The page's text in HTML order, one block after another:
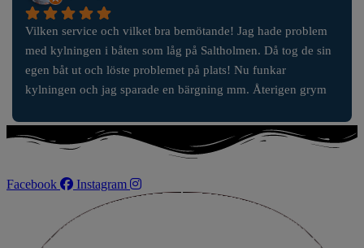
Vilken service och vilket bra bemötande! Jag hade problem
med kylningen i båten som låg på Saltholmen. Då tog de sin
egen båt ut och löste problemet på plats! Nu funkar
kylningen och jag sparade en bärgning mm. Återigen grym
Facebook Instagram